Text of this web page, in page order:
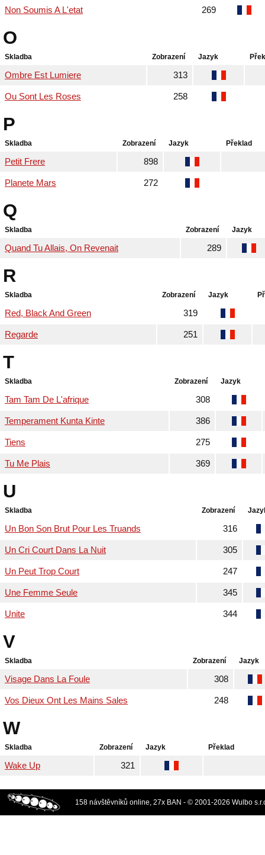
Non Soumis A L'etat 269
O
Skladba Zobrazení Jazyk
Ombre Est Lumiere 313
Ou Sont Les Roses 258
P
Skladba Zobrazení Jazyk Překlad
Petit Frere 898
Planete Mars 272
Q
Skladba Zobrazení Jazyk
Quand Tu Allais, On Revenait 289
R
Skladba Zobrazení Jazyk
Red, Black And Green 319
Regarde 251
T
Skladba Zobrazení Jazyk
Tam Tam De L'afrique 308
Temperament Kunta Kinte 386
Tiens 275
Tu Me Plais 369
U
Skladba Zobrazení
Un Bon Son Brut Pour Les Truands 316
Un Cri Court Dans La Nuit 305
Un Peut Trop Court 247
Une Femme Seule 345
Unite 344
V
Skladba Zobrazení Jazyk
Visage Dans La Foule 308
Vos Dieux Ont Les Mains Sales 248
W
Skladba Zobrazení Jazyk Překlad
Wake Up 321
158 návštěvníků online, 27x BAN - © 2001-2026 Wulbo